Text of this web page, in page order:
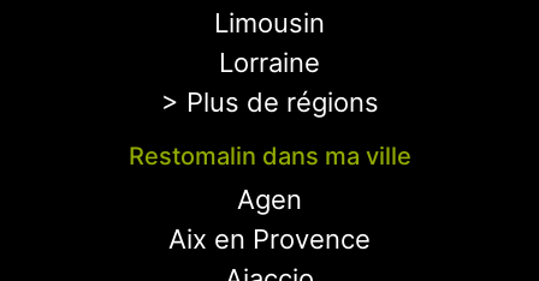
Limousin
Lorraine
> Plus de régions
Restomalin dans ma ville
Agen
Aix en Provence